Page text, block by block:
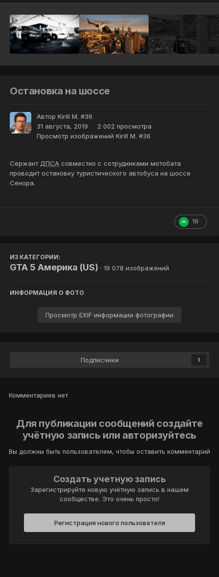
Остановка на шоссе
Автор Kirill M. #36
31 августа, 2019
2 002 просмотра
Просмотр изображений Kirill M. #36
СержантДПСА совместно с сотрудниками мотобата
проводит остановку туристического автобуса на шоссе
Сенора.
16
ИЗ КАТЕГОРИИ:
GTA 5 Америка (US) · 19 078 изображений
ИНФОРМАЦИЯ О ФОТО
Просмотр EXIF информации фотографии
Подписчики 1
Комментариев нет
Для публикации сообщений создайте
учётную запись или авторизуйтесь
Вы должны быть пользователем, чтобы оставить комментарий
Создать учетную запись
Зарегистрируйте новую учётную запись в нашем
сообществе. Это очень просто!
Регистрация нового пользователя